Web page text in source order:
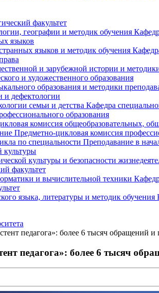
факультет
географии и методик обучения
языков
языков и методик обучения
и зарубежной истории и
и художественного образования
образования и методики
и дефектологии
семьи и детства Кафедра
образования
комиссия общеобразовательных,
Предметно-цикловая комиссия
по специальности Преподавание в
культуры
культуры и безопасности
факультет
и вычислительной техники
языка, литературы и методик обучения
педагога»: более 6 тысяч
педагога»: более 6 тысяч